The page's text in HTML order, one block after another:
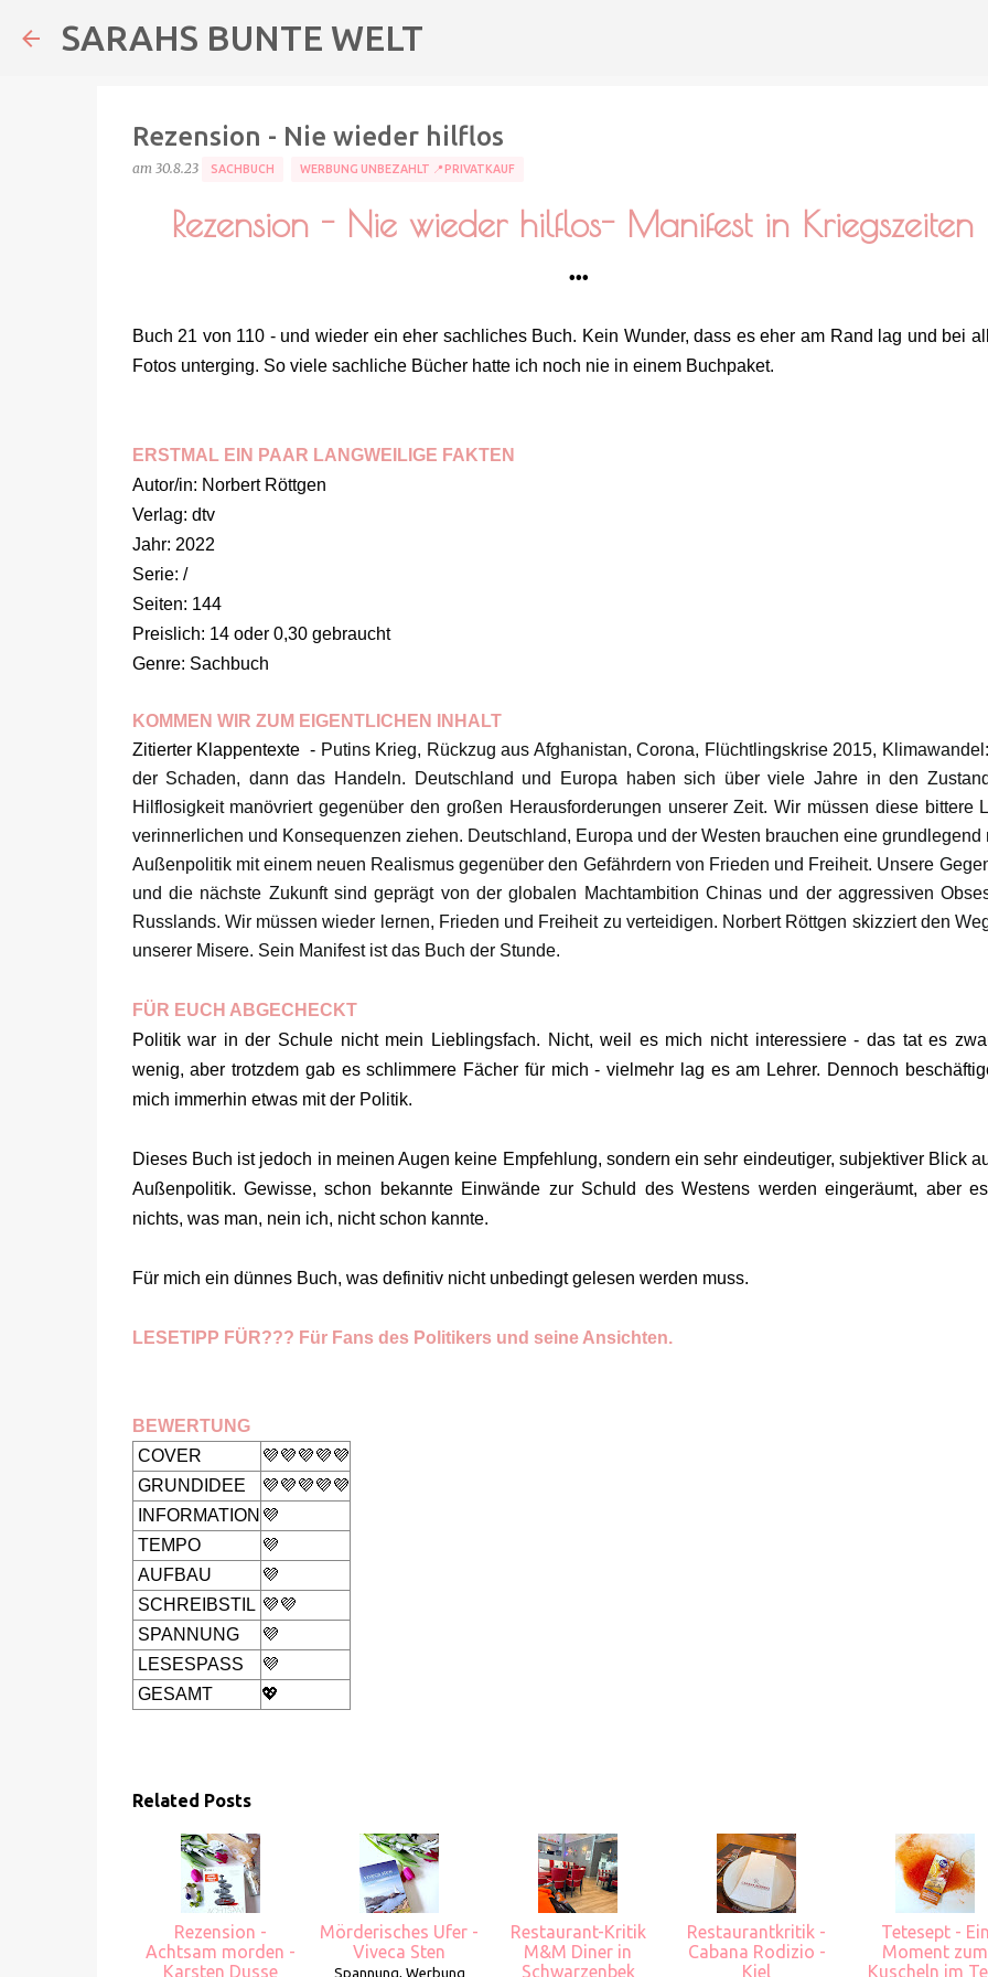
SARAHS BUNTE WELT
Rezension - Nie wieder hilflos
am 30.8.23 SACHBUCH WERBUNG UNBEZAHLT 📍PRIVATKAUF
Rezension - Nie wieder hilflos- Manifest in Kriegszeiten
•••
Buch 21 von 110 - und wieder ein eher sachliches Buch. Kein Wunder, dass es eher am Rand lag und bei
Fotos unterging. So viele sachliche Bücher hatte ich noch nie in einem Buchpaket.
ERSTMAL EIN PAAR LANGWEILIGE FAKTEN
Autor/in: Norbert Röttgen
Verlag: dtv
Jahr: 2022
Serie: /
Seiten: 144
Preislich: 14 oder 0,30 gebraucht
Genre: Sachbuch
KOMMEN WIR ZUM EIGENTLICHEN INHALT
Zitierter Klappentexte - Putins Krieg, Rückzug aus Afghanistan, Corona, Flüchtlingskrise 2015,
der Schaden, dann das Handeln. Deutschland und Europa haben sich über viele Jahre in den
Hilflosigkeit manövriert gegenüber den großen Herausforderungen unserer Zeit. Wir müssen diese bittere
verinnerlichen und Konsequenzen ziehen. Deutschland, Europa und der Westen brauchen eine grundlegend
Außenpolitik mit einem neuen Realismus gegenüber den Gefährdern von Frieden und Freiheit. Unsere
und die nächste Zukunft sind geprägt von der globalen Machtambition Chinas und der aggressiven
Russlands. Wir müssen wieder lernen, Frieden und Freiheit zu verteidigen. Norbert Röttgen skizziert den
unserer Misere. Sein Manifest ist das Buch der Stunde.
FÜR EUCH ABGECHECKT
Politik war in der Schule nicht mein Lieblingsfach. Nicht, weil es mich nicht interessiere - das tat es
wenig, aber trotzdem gab es schlimmere Fächer für mich - vielmehr lag es am Lehrer. Dennoch
mich immerhin etwas mit der Politik.
Dieses Buch ist jedoch in meinen Augen keine Empfehlung, sondern ein sehr eindeutiger, subjektiver Blick
Außenpolitik. Gewisse, schon bekannte Einwände zur Schuld des Westens werden eingeräumt, aber
nichts, was man, nein ich, nicht schon kannte.
Für mich ein dünnes Buch, was definitiv nicht unbedingt gelesen werden muss.
LESETIPP FÜR??? Für Fans des Politikers und seine Ansichten.
BEWERTUNG
COVER
💜💜💜💜💜
GRUNDIDEE
💜💜💜💜💜
INFORMATION 💜
TEMPO
💜
AUFBAU
💜
SCHREIBSTIL 💜💜
SPANNUNG
💜
LESESPASS
💜
GESAMT
💖
Related Posts
Rezension -
Achtsam morden -
Karsten Dusse
Mörderisches Ufer -
Viveca Sten
Spannung, Werbung
Restaurant-Kritik
M&M Diner in
Schwarzenbek
Restaurantkritik -
Cabana Rodizio -
Kiel
Tetesept - Ein
Moment zum
Kuscheln im